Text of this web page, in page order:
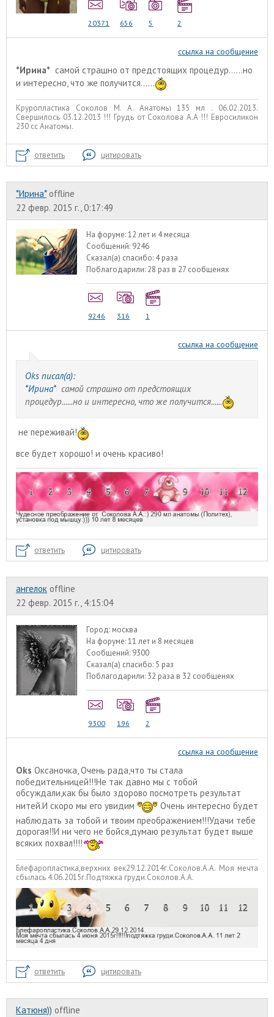
20371 656 5 2
ссылка на сообщение
*Ирина* самой страшно от предстоящих процедур......но
и интересно, что же получится......
Круропластика Соколов М. А. Анатомы 135 мл . 06.02.2013.
Свершилось 03.12.2013 !!! Грудь от Соколова А.А !!! Евросиликон
230 сс Анатомы.
ответить цитировать
*Ирина* offline
22 февр. 2015 г., 0:17:49
На форуме:12 лет и 4 месяца
Сообщений: 9246
Сказал(а) спасибо: 4 раза
Поблагодарили: 28 раз в 27 сообщенях
9246 316 1
ссылка на сообщение
Oks писал(а):
*Ирина*самой страшно от предстоящих
процедур......но и интересно, что же получится......
не переживай!
все будет хорошо! и очень красиво!
ответить цитировать
ангелок offline
22 февр. 2015 г., 4:15:04
Город: москва
На форуме:11 лет и 8 месяцев
Сообщений: 9300
Сказал(а) спасибо: 5 раз
Поблагодарили: 32 раза в 32 сообщенях
9300 196 2
ссылка на сообщение
Oks Оксаночка, Очень рада,что ты стала
победительницей!!!Не так давно мы с тобой
обсуждали,как бы было здорово посмотреть результат
нитей.И скоро мы его увидим
Очень интересно будет
наблюдать за тобой и твоим преображением!!!Удачи тебе
дорогая!!И ни чего не бойся,думаю результат будет выше
всяких похвал!!!!
Блефаропластика,верхних век29.12.2014г.Соколов.А.А. Моя мечта
сбылась 4.06.2015г.Подтяжка груди.Соколов.А.А.
ответить цитировать
Катюня)) offline